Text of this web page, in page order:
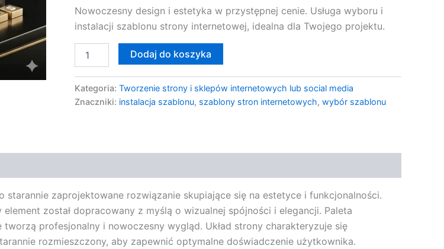
Nowoczesny design i estetyka w przystępnej cenie. Usługa wyboru i
instalacji szablonu strony internetowej, idealna dla Twojego projektu.
Dodaj do koszyka
Kategoria: Tworzenie strony i sklepów internetowych lub social media
Znaczniki: instalacja szablonu, szablony stron internetowych, wybór szablonu
starannie zaprojektowane rozwiązanie skupiające się na estetyce i funkcjonalności.
został dopracowany z myślą o wizualnej spójności i elegancji. Paleta
profesjonalny i nowoczesny wygląd. Układ strony charakteryzuje się
rozmieszczony, aby zapewnić optymalne doświadczenie użytkownika.